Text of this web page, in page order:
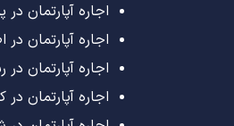
اجاره آپارتمان در
اجاره آپارتمان
اجاره آپارتمان
اجاره آپارتمان در